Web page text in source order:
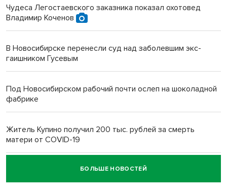
Чудеса Легостаевского заказника показал охотовед
Владимир Коченов
В Новосибирске перенесли суд над заболевшим экс-
гаишником Гусевым
Под Новосибирском рабочий почти ослеп на шоколадной
фабрике
Житель Купино получил 200 тыс. рублей за смерть
матери от COVID-19
Новосибирский суд наказал водителя за смерть
пенсионерки на вокзале
БОЛЬШЕ НОВОСТЕЙ